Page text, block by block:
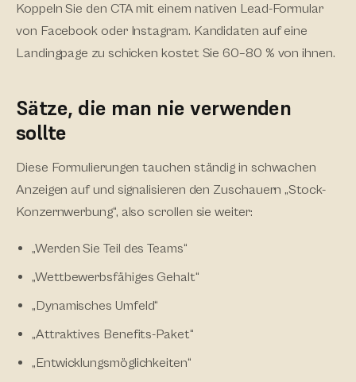
Koppeln Sie den CTA mit einem nativen Lead-Formular
von Facebook oder Instagram. Kandidaten auf eine
Landingpage zu schicken kostet Sie 60–80 % von ihnen.
Sätze, die man nie verwenden
sollte
Diese Formulierungen tauchen ständig in schwachen
Anzeigen auf und signalisieren den Zuschauern „Stock-
Konzernwerbung“, also scrollen sie weiter:
„Werden Sie Teil des Teams“
„Wettbewerbsfähiges Gehalt“
„Dynamisches Umfeld“
„Attraktives Benefits-Paket“
„Entwicklungsmöglichkeiten“